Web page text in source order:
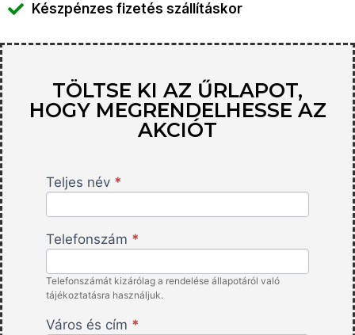
Készpénzes fizetés szállításkor
TÖLTSE KI AZ ŰRLAPOT,
HOGY MEGRENDELHESSE AZ
AKCIÓT
Telescopic
HU -
Teljes név *
Telefonszám *
Telefonszámát kizárólag a rendelése állapotáról való
tájékoztatásra használjuk.
Város és cím *